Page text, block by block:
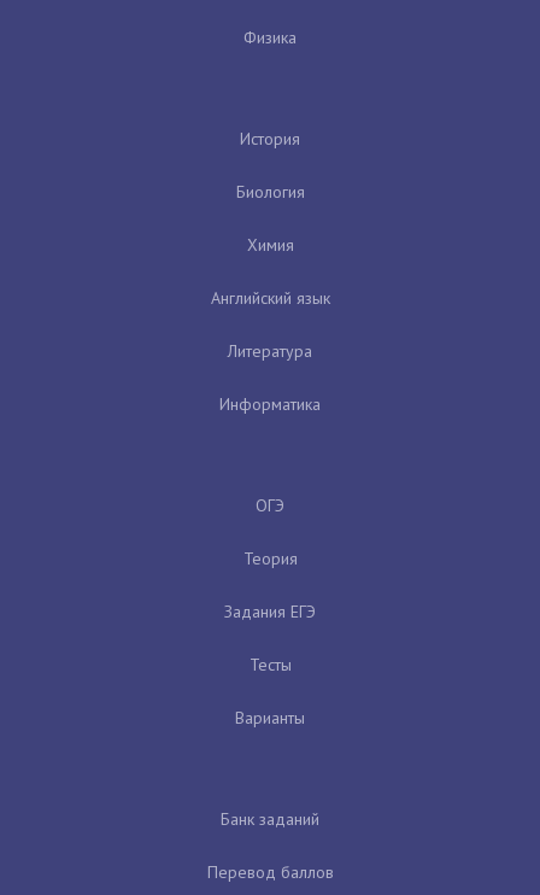
Физика
История
Биология
Химия
Английский язык
Литература
Информатика
ОГЭ
Теория
Задания ЕГЭ
Тесты
Варианты
Банк заданий
Перевод баллов